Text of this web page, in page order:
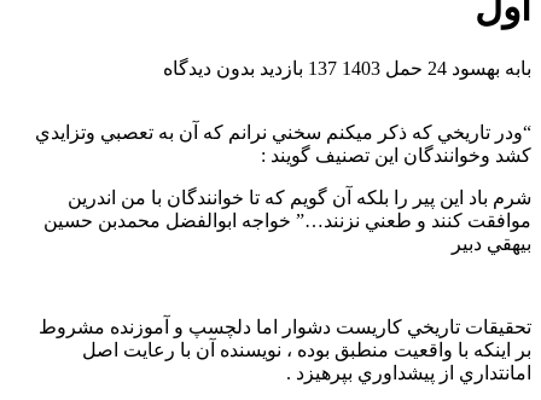
بابه بهسود 24 حمل 1403 137 بازدید بدون دیدگاه
“ودر تاريخي كه ذكر ميكنم سخني نرانم كه آن به تعصبي وتزايدي
كشد وخوانندگان اين تصنيف گويند :
شرم باد اين پير را بلكه آن گويم كه تا خوانندگان با من اندرين
موافقت كنند و طعني نزنند…” خواجه ابوالفضل محمدبن حسين
بيهقي دبير
تحقيقات تاريخي كاريست دشوار اما دلچسپ و آموزنده مشروط
بر اينكه با واقعيت منطبق بوده ، نويسنده آن با رعايت اصل
امانتداري از پيشداوري بپرهيزد .